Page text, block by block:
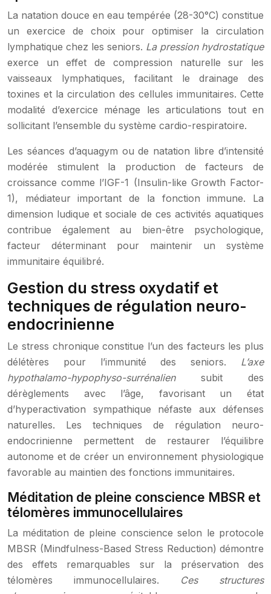
La natation douce en eau tempérée (28-30°C) constitue
un exercice de choix pour optimiser la circulation
lymphatique chez les seniors. La pression hydrostatique
exerce un effet de compression naturelle sur les
vaisseaux lymphatiques, facilitant le drainage des
toxines et la circulation des cellules immunitaires. Cette
modalité d’exercice ménage les articulations tout en
sollicitant l’ensemble du système cardio-respiratoire.
Les séances d’aquagym ou de natation libre d’intensité
modérée stimulent la production de facteurs de
croissance comme l’IGF-1 (Insulin-like Growth Factor-
1), médiateur important de la fonction immune. La
dimension ludique et sociale de ces activités aquatiques
contribue également au bien-être psychologique,
facteur déterminant pour maintenir un système
immunitaire équilibré.
Gestion du stress oxydatif et
techniques de régulation neuro-
endocrinienne
Le stress chronique constitue l’un des facteurs les plus
délétères pour l’immunité des seniors. L’axe
hypothalamo-hypophyso-surrénalien subit des
dérèglements avec l’âge, favorisant un état
d’hyperactivation sympathique néfaste aux défenses
naturelles. Les techniques de régulation neuro-
endocrinienne permettent de restaurer l’équilibre
autonome et de créer un environnement physiologique
favorable au maintien des fonctions immunitaires.
Méditation de pleine conscience MBSR et
télomères immunocellulaires
La méditation de pleine conscience selon le protocole
MBSR (Mindfulness-Based Stress Reduction) démontre
des effets remarquables sur la préservation des
télomères immunocellulaires. Ces structures